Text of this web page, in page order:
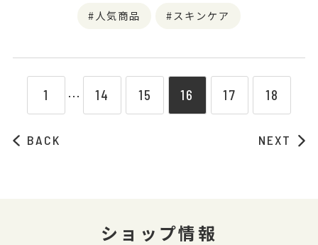
人気商品 スキンケア
BACK
1 ⋯ 14 15 16 17 18
NEXT
ショップ情報